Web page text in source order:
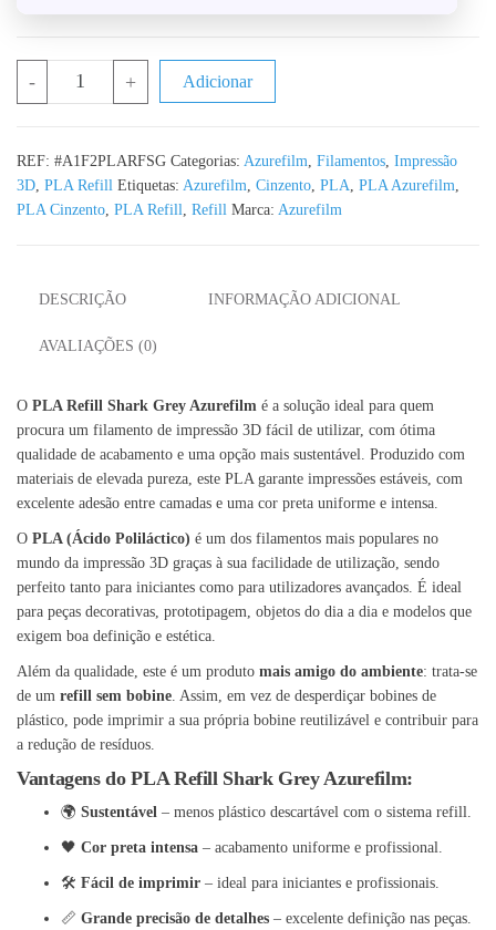
- + Adicionar
REF: #A1F2PLARFSG Categorias: Azurefilm Filamentos Impressão
3D PLA Refill Etiquetas: Azurefilm Cinzento PLA PLA Azurefilm
PLA Cinzento PLA Refill Refill Marca: Azurefilm
DESCRIÇÃO INFORMAÇÃO ADICIONAL
AVALIAÇÕES (0)
O PLA Refill Shark Grey Azurefilm é a solução ideal para quem
procura um filamento de impressão 3D fácil de utilizar, com ótima
qualidade de acabamento e uma opção mais sustentável. Produzido com
materiais de elevada pureza, este PLA garante impressões estáveis, com
excelente adesão entre camadas e uma cor preta uniforme e intensa.
O PLA (Ácido Poliláctico) é um dos filamentos mais populares no
mundo da impressão 3D graças à sua facilidade de utilização, sendo
perfeito tanto para iniciantes como para utilizadores avançados. É ideal
para peças decorativas, prototipagem, objetos do dia a dia e modelos que
exigem boa definição e estética.
Além da qualidade, este é um produto mais amigo do ambiente: trata-se
de um refill sem bobine. Assim, em vez de desperdiçar bobines de
plástico, pode imprimir a sua própria bobine reutilizável e contribuir para
a redução de resíduos.
Vantagens do PLA Refill Shark Grey Azurefilm:
🌍 Sustentável – menos plástico descartável com o sistema refill.
🖤 Cor preta intensa – acabamento uniforme e profissional.
🛠️ Fácil de imprimir – ideal para iniciantes e profissionais.
📏 Grande precisão de detalhes – excelente definição nas peças.